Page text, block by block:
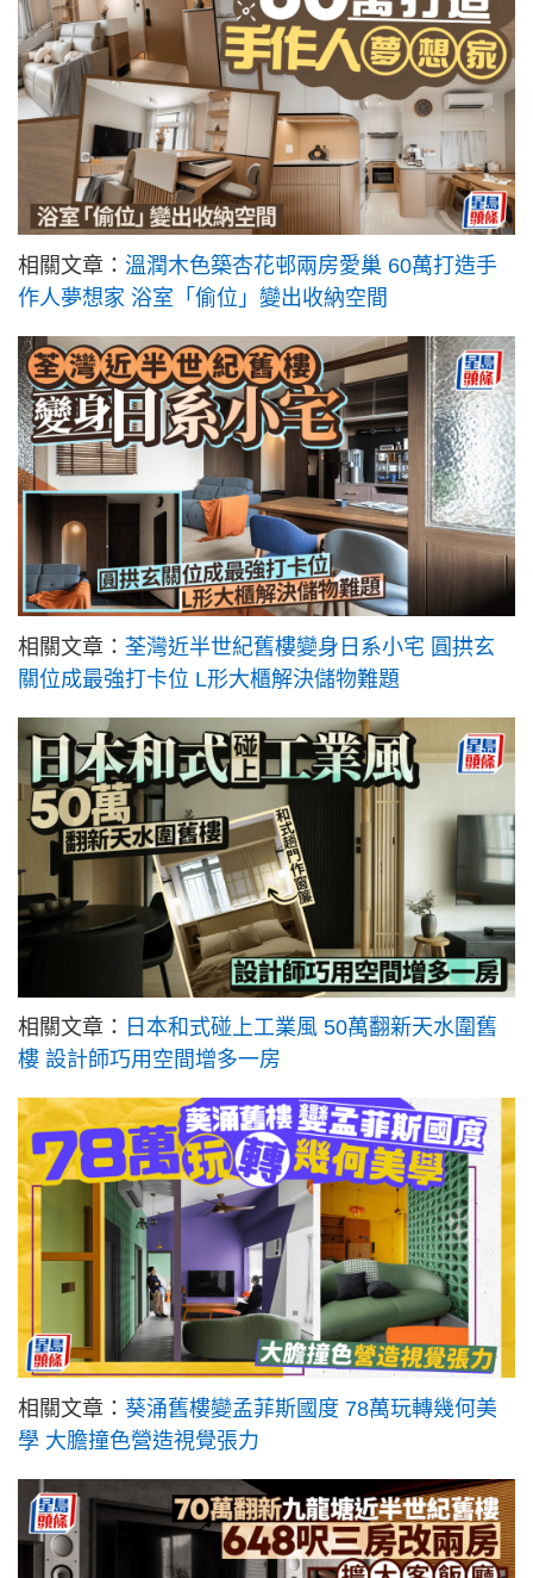
相關文章： 溫潤木色築杏花邨兩房愛巢 60萬打造手
作人夢想家 浴室「偷位」變出收納空間
相關文章： 荃灣近半世紀舊樓變身日系小宅 圓拱玄
關位成最強打卡位 L形大櫃解決儲物難題
相關文章： 日本和式碰上工業風 50萬翻新天水圍舊
樓 設計師巧用空間增多一房
相關文章： 葵涌舊樓變孟菲斯國度 78萬玩轉幾何美
學 大膽撞色營造視覺張力